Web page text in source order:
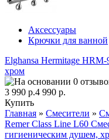
Аксессуары
Крючки для ванной
Elghansa Hermitage
хром
3 990 р.4 990 р.
Купить
Главная » Смесители »
Remer Class Line L60
гигиеническим душем,